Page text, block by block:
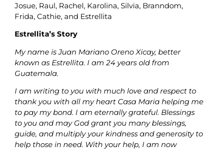
Josue, Raul, Rachel, Karolina, Silvia, Branndom,
Frida, Cathie, and Estrellita
Estrellita’s Story
My name is Juan Mariano Oreno Xicay, better
known as Estrellita. I am 24 years old from
Guatemala.
I am writing to you with much love and respect to
thank you with all my heart Casa Maria helping me
to pay my bond. I am eternally grateful. Blessings
to you and may God grant you many blessings,
guide, and multiply your kindness and generosity to
help those in need. With your help, I am now